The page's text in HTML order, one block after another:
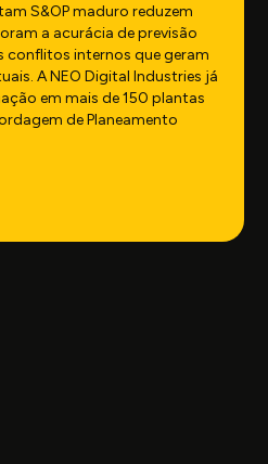
S&OP maduro reduzem
a acurácia de previsão
conflitos internos que geram
A NEO Digital Industries já
em mais de 150 plantas
de Planeamento